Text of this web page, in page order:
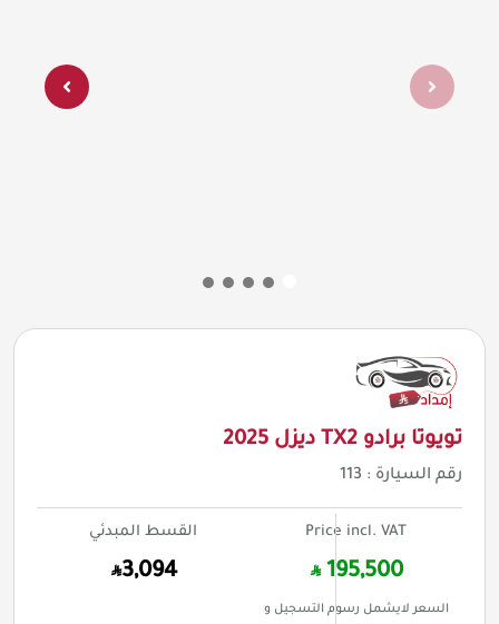
تويوتا برادو TX2 ديزل 2025
رقم السيارة : 113
Price incl. VAT
195,500
السعر لايشمل رسوم التسجيل و
القسط المبدئي
3,094